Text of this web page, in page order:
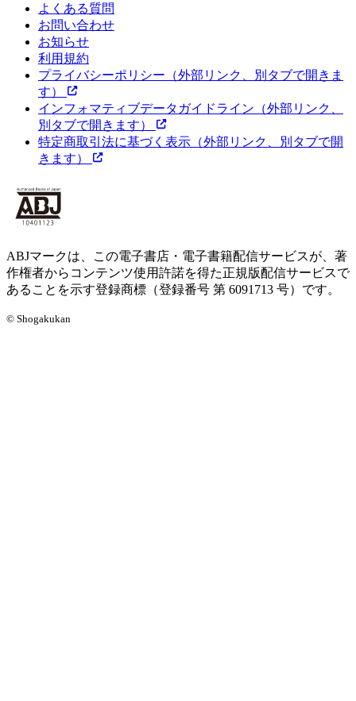
よくある質問
お問い合わせ
お知らせ
利用規約
プライバシーポリシー （外部リンク、別タブで開きま
す）
インフォマティブデータガイドライン （外部リンク、
別タブで開きます）
特定商取引法に基づく表示 （外部リンク、別タブで開
きます）
ABJマークは、この電子書店・電子書籍配信サービスが、著
作権者からコンテンツ使用許諾を得た正規版配信サービスで
あることを示す登録商標（登録番号 第 6091713 号）です。
© Shogakukan